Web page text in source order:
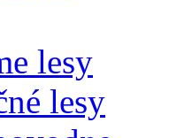
lesy
lesy